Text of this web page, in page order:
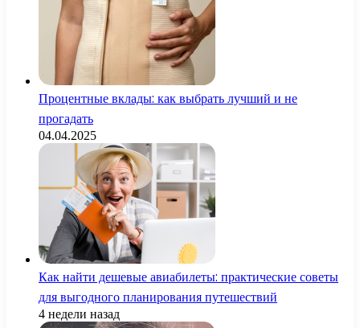
Процентные вклады: как выбрать лучший и не
прогадать
04.04.2025
Как найти дешевые авиабилеты: практические советы
для выгодного планирования путешествий
4 недели назад